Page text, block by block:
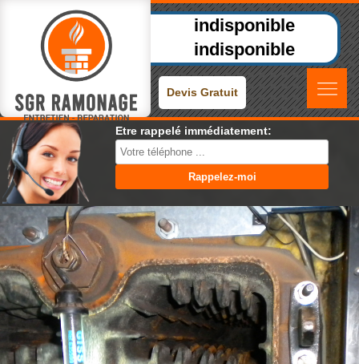
indisponible
indisponible
Devis Gratuit
Etre rappelé immédiatement: